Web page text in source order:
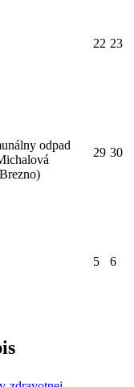
22 23
odpad
29 30
5 6